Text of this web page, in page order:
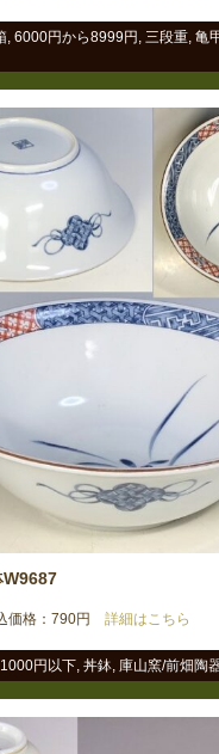
,6000円から8999円 三段重 ,亀
W9687
格：790円 詳細はこちら
1000円以下 ,丼鉢 庫山窯/前畑陶